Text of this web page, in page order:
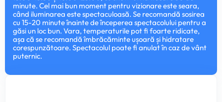
minute. Cel mai bun moment pentru vizionare este seara,
când iluminarea este spectaculoasă. Se recomandă sosirea
cu 15-20 minute înainte de începerea spectacolului pentru a
găsi un loc bun. Vara, temperaturile pot fi foarte ridicate,
așa că se recomandă îmbrăcăminte ușoară și hidratare
corespunzătoare. Spectacolul poate fi anulat în caz de vânt
puternic.